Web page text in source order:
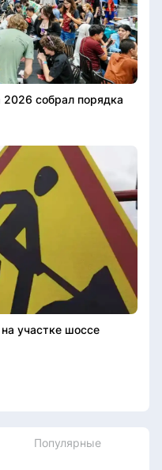
2026 собрал порядка
участке шоссе
Популярные